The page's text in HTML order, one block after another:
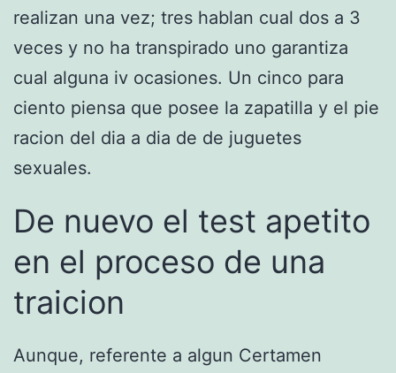
realizan una vez; tres hablan cual dos a 3
veces y no ha transpirado uno garantiza
cual alguna iv ocasiones. Un cinco para
ciento piensa que posee la zapatilla y el pie
racion del dia a dia de de juguetes
sexuales.
De nuevo el test apetito
en el proceso de una
traicion
Aunque, referente a algun Certamen